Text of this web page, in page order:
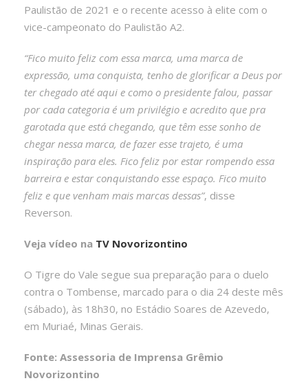
Paulistão de 2021 e o recente acesso à elite com o
vice-campeonato do Paulistão A2.
“Fico muito feliz com essa marca, uma marca de
expressão, uma conquista, tenho de glorificar a Deus por
ter chegado até aqui e como o presidente falou, passar
por cada categoria é um privilégio e acredito que pra
garotada que está chegando, que têm esse sonho de
chegar nessa marca, de fazer esse trajeto, é uma
inspiração para eles. Fico feliz por estar rompendo essa
barreira e estar conquistando esse espaço. Fico muito
feliz e que venham mais marcas dessas”, disse
Reverson.
Veja vídeo na TV Novorizontino
O Tigre do Vale segue sua preparação para o duelo
contra o Tombense, marcado para o dia 24 deste mês
(sábado), às 18h30, no Estádio Soares de Azevedo,
em Muriaé, Minas Gerais.
Fonte: Assessoria de Imprensa Grêmio
Novorizontino